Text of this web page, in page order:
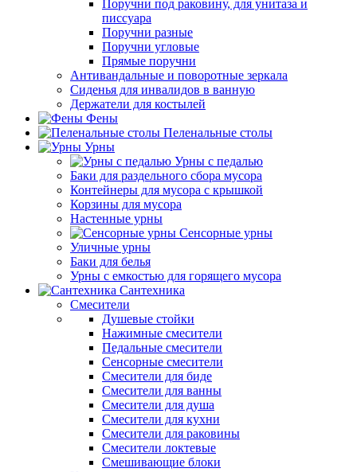
Поручни под раковину, для унитаза и
писсуара
Поручни разные
Поручни угловые
Прямые поручни
Антивандальные и поворотные зеркала
Сиденья для инвалидов в ванную
Держатели для костылей
Фены
Пеленальные столы
Урны
Урны с педалью
Баки для раздельного сбора мусора
Контейнеры для мусора с крышкой
Корзины для мусора
Настенные урны
Сенсорные урны
Уличные урны
Баки для белья
Урны с емкостью для горящего мусора
Сантехника
Смесители
Душевые стойки
Нажимные смесители
Педальные смесители
Сенсорные смесители
Смесители для биде
Смесители для ванны
Смесители для душа
Смесители для кухни
Смесители для раковины
Смесители локтевые
Смешивающие блоки